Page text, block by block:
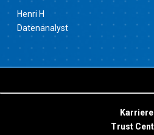
Henri H
Datenanalyst
Karriere
Trust